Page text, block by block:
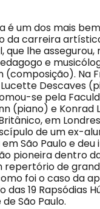
é um dos mais
da carreira
lhe assegurou,
e
Na
Descaves
se pela
(piano) e Konrad
em
de um ex-
São Paulo e
pioneira dentro
de
foi o caso da
19 Rapsódias
São Paulo.